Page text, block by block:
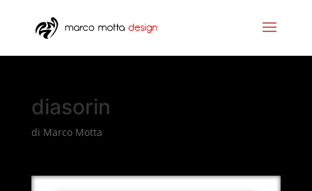
diasorin
di Marco Motta